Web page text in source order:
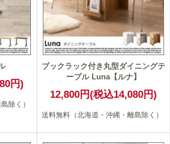
円)
除く）
ブックラック付き丸型ダイニングテ
ーブル Luna【ルナ】
12,800円(税込14,080円)
送料無料（北海道・沖縄・離島除く）